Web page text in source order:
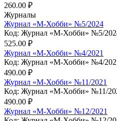
260.00 ₽
Журналы
Журнал «М-Хобби» №5/2024
Код: Журнал «М-Хобби» №5/
525.00 ₽
Журнал «М-Хобби» №4/2021
Код: Журнал «М-Хобби» №4/
490.00 ₽
Журнал «М-Хобби» №11/2021
Код: Журнал «М-Хобби» №11/
490.00 ₽
Журнал «М-Хобби» №12/2021